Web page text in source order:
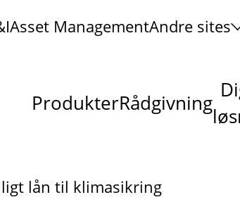
Asset ManagementAndre sites
ProdukterRådgivning
lån til klimasikring